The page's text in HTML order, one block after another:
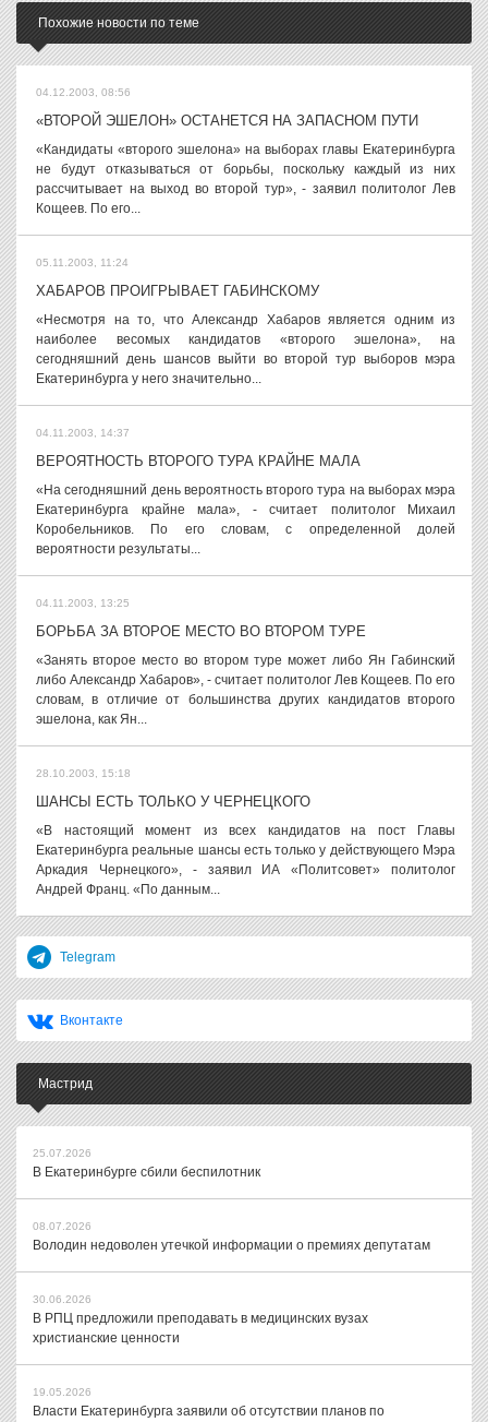
Похожие новости по теме
04.12.2003, 08:56
«ВТОРОЙ ЭШЕЛОН» ОСТАНЕТСЯ НА ЗАПАСНОМ ПУТИ
«Кандидаты «второго эшелона» на выборах главы Екатеринбурга
не будут отказываться от борьбы, поскольку каждый из них
рассчитывает на выход во второй тур», - заявил политолог Лев
Кощеев. По его...
05.11.2003, 11:24
ХАБАРОВ ПРОИГРЫВАЕТ ГАБИНСКОМУ
«Несмотря на то, что Александр Хабаров является одним из
наиболее весомых кандидатов «второго эшелона», на
сегодняшний день шансов выйти во второй тур выборов мэра
Екатеринбурга у него значительно...
04.11.2003, 14:37
ВЕРОЯТНОСТЬ ВТОРОГО ТУРА КРАЙНЕ МАЛА
«На сегодняшний день вероятность второго тура на выборах мэра
Екатеринбурга крайне мала», - считает политолог Михаил
Коробельников. По его словам, с определенной долей
вероятности результаты...
04.11.2003, 13:25
БОРЬБА ЗА ВТОРОЕ МЕСТО ВО ВТОРОМ ТУРЕ
«Занять второе место во втором туре может либо Ян Габинский
либо Александр Хабаров», - считает политолог Лев Кощеев. По его
словам, в отличие от большинства других кандидатов второго
эшелона, как Ян...
28.10.2003, 15:18
ШАНСЫ ЕСТЬ ТОЛЬКО У ЧЕРНЕЦКОГО
«В настоящий момент из всех кандидатов на пост Главы
Екатеринбурга реальные шансы есть только у действующего Мэра
Аркадия Чернецкого», - заявил ИА «Политсовет» политолог
Андрей Франц. «По данным...
Telegram
Вконтакте
Мастрид
25.07.2026
В Екатеринбурге сбили беспилотник
08.07.2026
Володин недоволен утечкой информации о премиях депутатам
30.06.2026
В РПЦ предложили преподавать в медицинских вузах
христианские ценности
19.05.2026
Власти Екатеринбурга заявили об отсутствии планов по